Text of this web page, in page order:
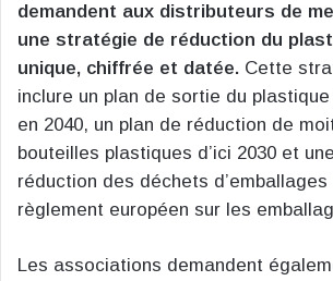
demandent aux distributeurs de
une stratégie de réduction du
unique, chiffrée et datée. Cette
inclure un plan de sortie du
en 2040, un plan de réduction de
bouteilles plastiques d’ici 2030 et
réduction des déchets
règlement européen sur les
Les associations demandent